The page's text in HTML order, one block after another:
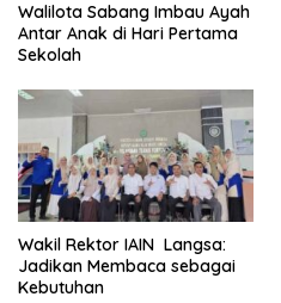
Walilota Sabang Imbau Ayah
Antar Anak di Hari Pertama
Sekolah
Wakil Rektor IAIN Langsa:
Jadikan Membaca sebagai
Kebutuhan